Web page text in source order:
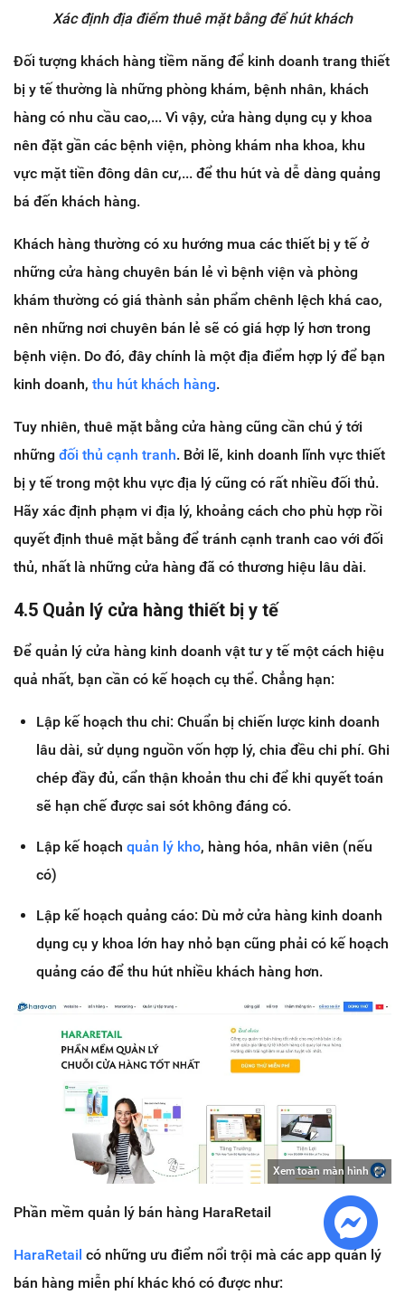
Xác định địa điểm thuê mặt bằng để hút khách
Đối tượng khách hàng tiềm năng để kinh doanh trang thiết
bị y tế thường là những phòng khám, bệnh nhân, khách
hàng có nhu cầu cao,... Vì vậy, cửa hàng dụng cụ y khoa
nên đặt gần các bệnh viện, phòng khám nha khoa, khu
vực mặt tiền đông dân cư,... để thu hút và dễ dàng quảng
bá đến khách hàng.
Khách hàng thường có xu hướng mua các thiết bị y tế ở
những cửa hàng chuyên bán lẻ vì bệnh viện và phòng
khám thường có giá thành sản phẩm chênh lệch khá cao,
nên những nơi chuyên bán lẻ sẽ có giá hợp lý hơn trong
bệnh viện. Do đó, đây chính là một địa điểm hợp lý để bạn
kinh doanh, thu hút khách hàng.
Tuy nhiên, thuê mặt bằng cửa hàng cũng cần chú ý tới
những đối thủ cạnh tranh. Bởi lẽ, kinh doanh lĩnh vực thiết
bị y tế trong một khu vực địa lý cũng có rất nhiều đối thủ.
Hãy xác định phạm vi địa lý, khoảng cách cho phù hợp rồi
quyết định thuê mặt bằng để tránh cạnh tranh cao với đối
thủ, nhất là những cửa hàng đã có thương hiệu lâu dài.
4.5 Quản lý cửa hàng thiết bị y tế
Để quản lý cửa hàng kinh doanh vật tư y tế một cách hiệu
quả nhất, bạn cần có kế hoạch cụ thể. Chẳng hạn:
Lập kế hoạch thu chi: Chuẩn bị chiến lược kinh doanh
lâu dài, sử dụng nguồn vốn hợp lý, chia đều chi phí. Ghi
chép đầy đủ, cẩn thận khoản thu chi để khi quyết toán
sẽ hạn chế được sai sót không đáng có.
Lập kế hoạch quản lý kho, hàng hóa, nhân viên (nếu
có)
Lập kế hoạch quảng cáo: Dù mở cửa hàng kinh doanh
dụng cụ y khoa lớn hay nhỏ bạn cũng phải có kế hoạch
quảng cáo để thu hút nhiều khách hàng hơn.
Xem toàn màn hình
Phần mềm quản lý bán hàng HaraRetail
HaraRetail có những ưu điểm nổi trội mà các app quản lý
bán hàng miễn phí khác khó có được như: